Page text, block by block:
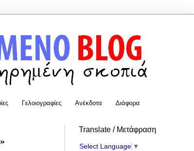
Γελοιογραφίες Ανέκδοτα Διάφορα
Translate / Μετάφραση
Select Language ▼